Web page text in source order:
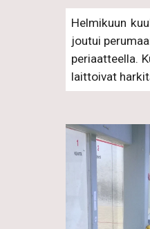
Helmikuun
joutui
periaatteella.
laittoivat